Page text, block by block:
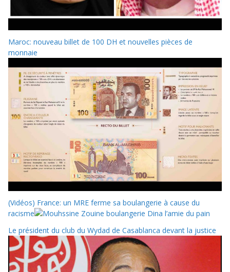
Maroc: nouveau billet de 100 DH et nouvelles pièces de
monnaie
(Vidéos) France: un MRE ferme sa boulangerie à cause du
racisme
Le président du club du Wydad de Casablanca devant la justice